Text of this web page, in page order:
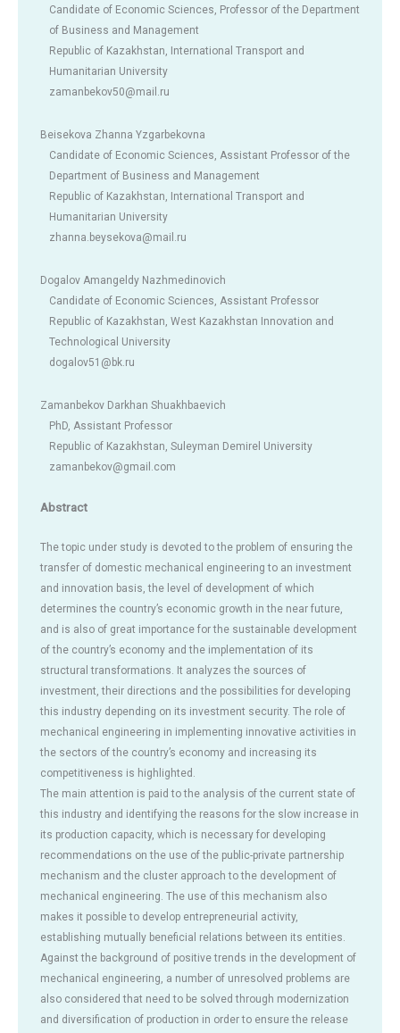
Candidate of Economic Sciences, Professor of the Department
of Business and Management
Republic of Kazakhstan, International Transport and
Humanitarian University
zamanbekov50@mail.ru
Beisekova Zhanna Yzgarbekovna
Candidate of Economic Sciences, Assistant Professor of the
Department of Business and Management
Republic of Kazakhstan, International Transport and
Humanitarian University
zhanna.beysekova@mail.ru
Dogalov Amangeldy Nazhmedinovich
Candidate of Economic Sciences, Assistant Professor
Republic of Kazakhstan, West Kazakhstan Innovation and
Technological University
dogalov51@bk.ru
Zamanbekov Darkhan Shuakhbaevich
PhD, Assistant Professor
Republic of Kazakhstan, Suleyman Demirel University
zamanbekov@gmail.com
Abstract
The topic under study is devoted to the problem of ensuring the
transfer of domestic mechanical engineering to an investment
and innovation basis, the level of development of which
determines the country’s economic growth in the near future,
and is also of great importance for the sustainable development
of the country’s economy and the implementation of its
structural transformations. It analyzes the sources of
investment, their directions and the possibilities for developing
this industry depending on its investment security. The role of
mechanical engineering in implementing innovative activities in
the sectors of the country’s economy and increasing its
competitiveness is highlighted.
The main attention is paid to the analysis of the current state of
this industry and identifying the reasons for the slow increase in
its production capacity, which is necessary for developing
recommendations on the use of the public-private partnership
mechanism and the cluster approach to the development of
mechanical engineering. The use of this mechanism also
makes it possible to develop entrepreneurial activity,
establishing mutually beneficial relations between its entities.
Against the background of positive trends in the development of
mechanical engineering, a number of unresolved problems are
also considered that need to be solved through modernization
and diversification of production in order to ensure the release